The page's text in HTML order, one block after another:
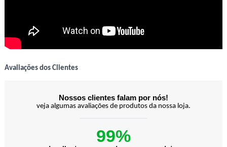
Avaliações dos Clientes
Nossos clientes falam por nós!
veja algumas avaliações de produtos da nossa loja.
99%